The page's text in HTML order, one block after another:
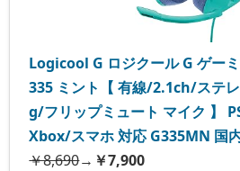
Logicool G ロジクール G ゲー
335 ミント【 有線/2.1ch/ステ
g/フリップミュート マイク 】
Xbox/スマホ 対応 G335MN 国
￥8,690→ ￥7,900